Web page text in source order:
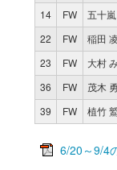
14
FW 五十
22
FW 稲田
23
FW 大村
36
FW 茂木
39
FW 植竹
6/20～9/4